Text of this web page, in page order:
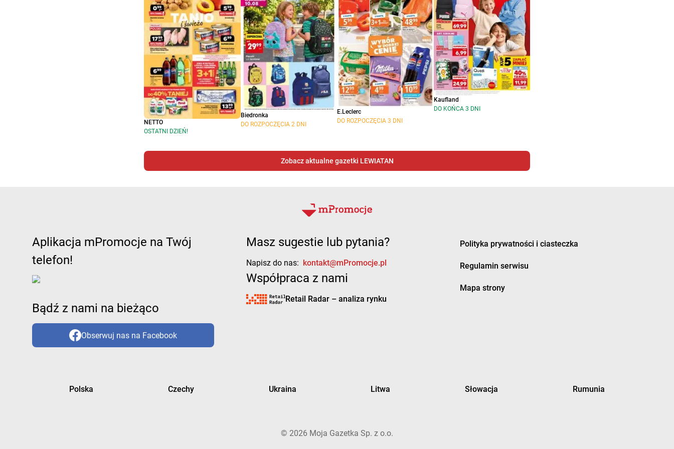
NETTO
OSTATNI DZIEŃ!
Biedronka
DO ROZPOCZĘCIA 2 DNI
E.Leclerc
DO ROZPOCZĘCIA 3 DNI
Kaufland
DO KOŃCA 3 DNI
Zobacz aktualne gazetki LEWIATAN
Aplikacja mPromocje na Twój
telefon!
Bądź z nami na bieżąco
Obserwuj nas na Facebook
Masz sugestie lub pytania?
Napisz do nas: kontakt@mPromocje.pl
Współpraca z nami
Retail Radar – analiza rynku
Polityka prywatności i ciasteczka
Regulamin serwisu
Mapa strony
Polska Czechy Ukraina Litwa Słowacja Rumunia
© 2026 Moja Gazetka Sp. z o.o.